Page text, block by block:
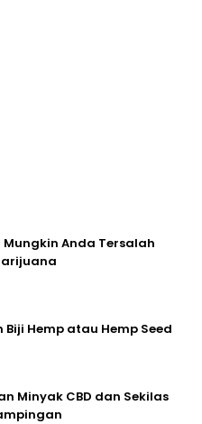
Mungkin Anda Tersalah
Hemp atau Hemp Seed
Minyak CBD dan Sekilas